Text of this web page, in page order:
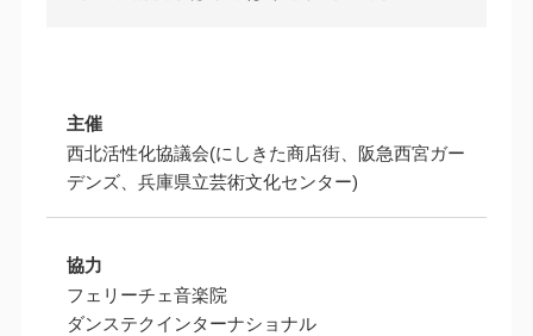
主催
西北活性化協議会(にしきた商店街、阪急西宮ガー
デンズ、兵庫県立芸術文化センター)
協力
フェリーチェ音楽院
ダンステクインターナショナル